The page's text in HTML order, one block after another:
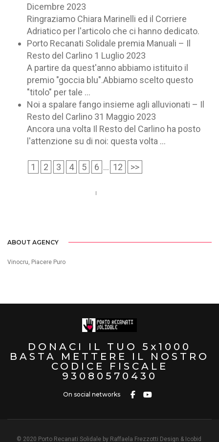
Dicembre 2023
Ringraziamo Chiara Marinelli ed il Corriere
Adriatico per l'articolo che ci hanno dedicato.
Porto Recanati Solidale premia Manuali – Il
Resto del Carlino 1 Luglio 2023
A partire da quest'anno abbiamo istituito il
premio "goccia blu".Abbiamo scelto questo
"titolo" per tale ...
Noi a spalare fango insieme agli alluvionati – Il
Resto del Carlino 31 Maggio 2023
Ancora una volta Il Resto del Carlino ha posto
l'attenzione su di noi: questa volta ...
1 2 3 4 5 6 ... 12 >>
ABOUT AGENCY
Vinocru, Piacere Puro
DONACI IL TUO 5x1000
BASTA METTERE IL NOSTRO
CODICE FISCALE
93080570430
On social networks
© 2020 Porto Recanati Solidale by Raffaela Frezzotti Design & Icobid